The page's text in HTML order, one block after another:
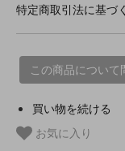
特定商取引法に基づ
この商品について
買い物を続ける
お気に入り